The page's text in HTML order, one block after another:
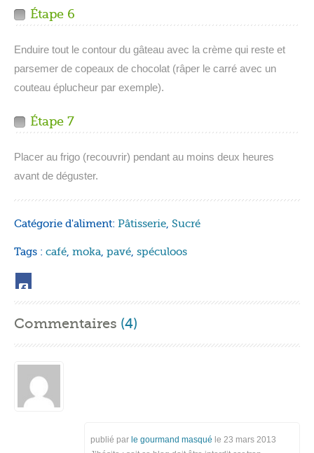
Étape 6
Enduire tout le contour du gâteau avec la crème qui reste et
parsemer de copeaux de chocolat (râper le carré avec un
couteau éplucheur par exemple).
Étape 7
Placer au frigo (recouvrir) pendant au moins deux heures
avant de déguster.
Catégorie d'aliment: Pâtisserie, Sucré
Tags : café, moka, pavé, spéculoos
Commentaires (4)
publié parle gourmand masqué le 23 mars 2013